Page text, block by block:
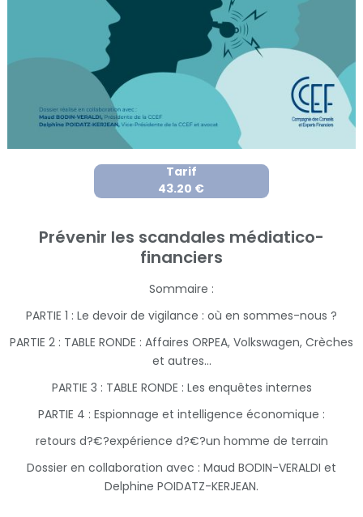
Tarif
43.20 €
Prévenir les scandales médiatico-
financiers
Sommaire :
PARTIE 1 : Le devoir de vigilance : où en sommes-nous ?
PARTIE 2 : TABLE RONDE : Affaires ORPEA, Volkswagen, Crèches
et autres...
PARTIE 3 : TABLE RONDE : Les enquêtes internes
PARTIE 4 : Espionnage et intelligence économique :
retours d?€?expérience d?€?un homme de terrain
Dossier en collaboration avec : Maud BODIN-VERALDI et
Delphine POIDATZ-KERJEAN.